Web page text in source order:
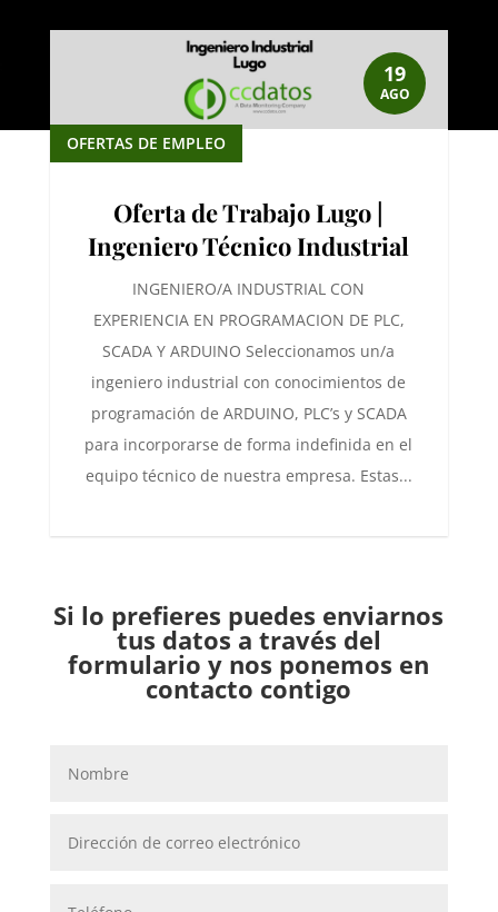
Oferta de Trabajo Lugo |
Ingeniero Técnico Industrial
OFERTAS DE EMPLEO
INGENIERO/A INDUSTRIAL CON
EXPERIENCIA EN PROGRAMACION DE PLC,
SCADA Y ARDUINO Seleccionamos un/a
ingeniero industrial con conocimientos de
programación de ARDUINO, PLC’s y SCADA
para incorporarse de forma indefinida en el
equipo técnico de nuestra empresa. Estas...
19
AGO
Si lo prefieres puedes enviarnos
tus datos a través del
formulario y nos ponemos en
contacto contigo